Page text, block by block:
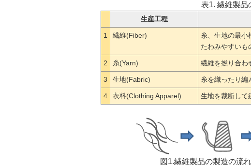
表1. 繊維製品
生産工程
1 繊維(Fiber)
糸、生地の最小
たわみやすいも
2 糸(Yarn) 繊維を撚り合わ
3 生地(Fabric) 糸を織ったり編
4 衣料(Clothing Apparel) 生地を裁断して
図1.繊維製品の製造の流れ